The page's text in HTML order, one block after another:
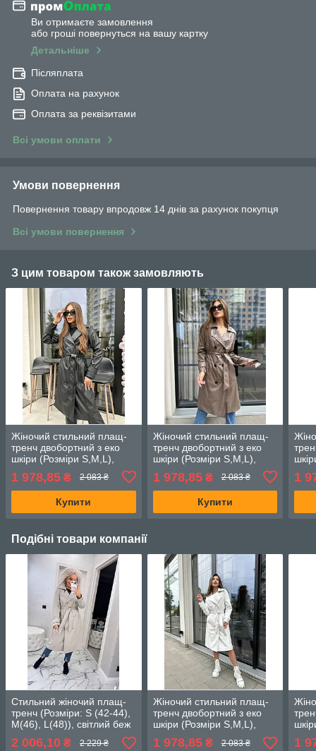
Ви отримаєте замовлення
або гроші повернуться на вашу картку
Детальніше
Післяплата
Оплата на рахунок
Оплата за реквізитами
Всі умови оплати
Умови повернення
Повернення товару впродовж 14 днів за рахунок покупця
Всі умови повернення
З цим товаром також замовляють
Жіночий стильний плащ-
тренч двобортний з еко
шкіри (Розміри S,M,L),
1 978,85 ₴ 2 083 ₴
Купити
Жіночий стильний плащ-
тренч двобортний з еко
шкіри (Розміри S,M,L),
1 978,85₴ 2 083 ₴
Купити
1
Подібні товари компанії
Стильний жіночий плащ-
тренч (Розміри: S (42-44),
M(46), L(48)), світлий беж
2 006,10 ₴ 2 229 ₴
Жіночий стильний плащ-
тренч двобортний з еко
шкіри (Розміри S,M,L),
Білий
1 978,85₴ 2 083 ₴ 1